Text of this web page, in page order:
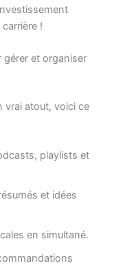
!
gérer et organiser
vrai atout, voici ce
playlists et
et idées
en simultané.